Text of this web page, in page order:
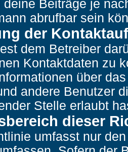
deine Beiträge je
abrufbar sein
der
dem Betreiber
Kontaktdaten zu
über
andere Benutzer
Stelle erlaubt
dieser
umfasst nur